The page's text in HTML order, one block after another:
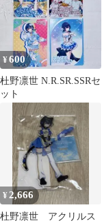
¥600
杜野凛世 N.R.SR.SSRセ
ット
¥ 2,666
杜野凛世 アクリルス